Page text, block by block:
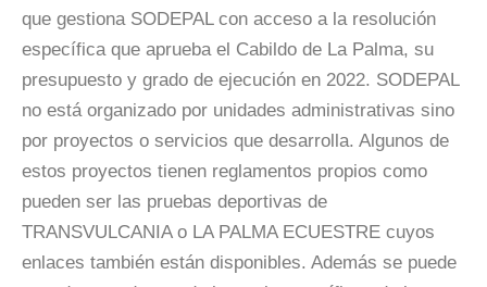
que gestiona SODEPAL con acceso a la resolución
específica que aprueba el Cabildo de La Palma, su
presupuesto y grado de ejecución en 2022. SODEPAL
no está organizado por unidades administrativas sino
por proyectos o servicios que desarrolla. Algunos de
estos proyectos tienen reglamentos propios como
pueden ser las pruebas deportivas de
TRANSVULCANIA o LA PALMA ECUESTRE cuyos
enlaces también están disponibles. Además se puede